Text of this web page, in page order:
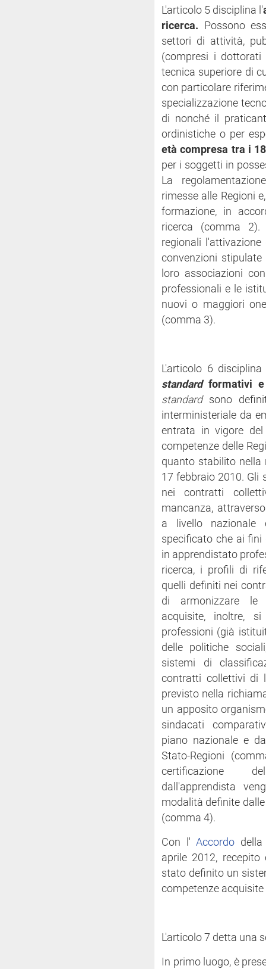
L'articolo 5 disciplina l'
ricerca. Possono
settori di attività,
(compresi i dottorati
tecnica superiore di
con particolare
specializzazione
di nonché il
ordinistiche o per
età compresa tra i
per i soggetti in
La
rimesse alle Regioni
formazione, in
ricerca (comma 2).
regionali
convenzioni
loro associazioni
professionali e le
nuovi o maggiori
(comma 3).
L'articolo 6
standardformativi e
standardsono
interministeriale da
entrata in vigore del
competenze delle
quanto stabilito nella
17 febbraio 2010. Gli
nei contratti
mancanza,
a livello nazionale
specificato che ai
in apprendistato
ricerca, i profili di
quelli definiti nei
di armonizzare le
acquisite, inoltre,
professioni (già
delle politiche
sistemi di
contratti collettivi di
previsto nella
un apposito
sindacati
piano nazionale e
Stato-Regioni
certificazione
dall'apprendista
modalità definite
(comma 4).
Con l'Accordo
aprile 2012,
stato definito un
competenze
L'articolo 7 detta una
In primo luogo, è